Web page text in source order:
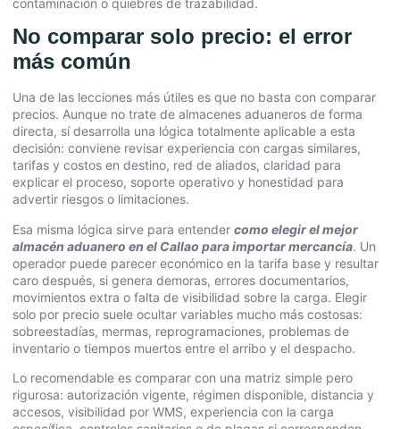
contaminación o quiebres de trazabilidad.
No comparar solo precio: el error
más común
Una de las lecciones más útiles es que no basta con comparar
precios. Aunque no trate de almacenes aduaneros de forma
directa, sí desarrolla una lógica totalmente aplicable a esta
decisión: conviene revisar experiencia con cargas similares,
tarifas y costos en destino, red de aliados, claridad para
explicar el proceso, soporte operativo y honestidad para
advertir riesgos o limitaciones.
Esa misma lógica sirve para entender como elegir el mejor
almacén aduanero en el Callao para importar mercancía. Un
operador puede parecer económico en la tarifa base y resultar
caro después, si genera demoras, errores documentarios,
movimientos extra o falta de visibilidad sobre la carga. Elegir
solo por precio suele ocultar variables mucho más costosas:
sobreestadías, mermas, reprogramaciones, problemas de
inventario o tiempos muertos entre el arribo y el despacho.
Lo recomendable es comparar con una matriz simple pero
rigurosa: autorización vigente, régimen disponible, distancia y
accesos, visibilidad por WMS, experiencia con la carga